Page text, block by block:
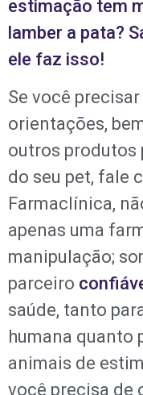
estimação tem
lamber a pata?
ele faz isso!
Se você
orientações,
outros produtos
do seu pet, fale
Farmaclínica,
apenas uma
manipulação;
parceiro
saúde, tanto
humana quanto
animais de
você precisa de